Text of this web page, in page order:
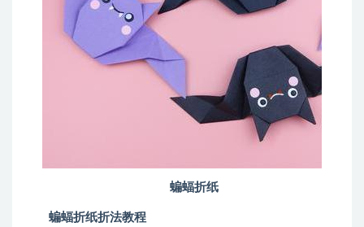
蝙蝠折纸
蝙蝠折纸折法教程